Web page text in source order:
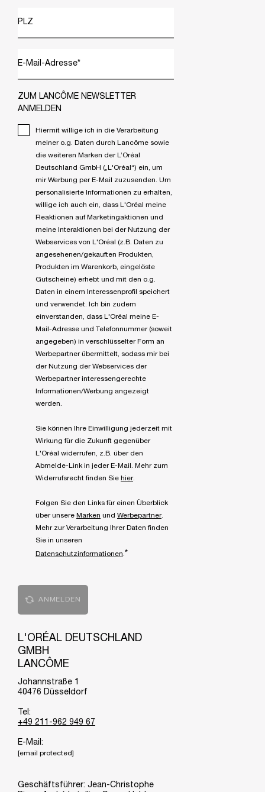
PLZ
E-Mail-Adresse*
ZUM LANCÔME NEWSLETTER
ANMELDEN
Hiermit willige ich in die Verarbeitung
meiner o.g. Daten durch Lancôme sowie
die weiteren Marken der L’Oréal
Deutschland GmbH („L'Oréal“) ein, um
mir Werbung per E-Mail zuzusenden. Um
personalisierte Informationen zu erhalten,
willige ich auch ein, dass L'Oréal meine
Reaktionen auf Marketingaktionen und
meine Interaktionen bei der Nutzung der
Webservices von L'Oréal (z.B. Daten zu
angesehenen/gekauften Produkten,
Produkten im Warenkorb, eingelöste
Gutscheine) erhebt und mit den o.g.
Daten in einem Interessenprofil speichert
und verwendet. Ich bin zudem
einverstanden, dass L'Oréal meine E-
Mail-Adresse und Telefonnummer (soweit
angegeben) in verschlüsselter Form an
Werbepartner übermittelt, sodass mir bei
der Nutzung der Webservices der
Werbepartner interessengerechte
Informationen/Werbung angezeigt
werden.
Sie können Ihre Einwilligung jederzeit mit
Wirkung für die Zukunft gegenüber
L'Oréal widerrufen, z.B. über den
Abmelde-Link in jeder E-Mail. Mehr zum
Widerrufsrecht finden Sie hier.
Folgen Sie den Links für einen Überblick
über unsere Marken und Werbepartner.
Mehr zur Verarbeitung Ihrer Daten finden
Sie in unseren
Datenschutzinformationen.*
ANMELDEN
L'ORÉAL DEUTSCHLAND
GMBH
LANCÔME
Johannstraße 1
40476 Düsseldorf
Tel:
+49 211-962 949 67
E-Mail:
[email protected]
Geschäftsführer: Jean-Christophe